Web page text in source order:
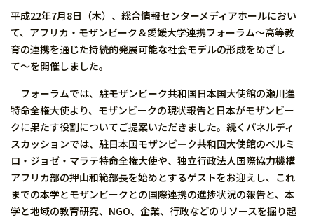
平成22年7月8日（木）、総合情報センターメディアホールにおい
て、アフリカ・モザンビーク＆愛媛大学連携フォーラム〜高等教
育の連携を通じた持続的発展可能な社会モデルの形成をめざし
て〜を開催しました。
フォーラムでは、駐モザンビーク共和国日本国大使館の瀬川進
特命全権大使より、モザンビークの現状報告と日本がモザンビー
クに果たす役割についてご提案いただきました。続くパネルディ
スカッションでは、駐日本国モザンビーク共和国大使館のベルミ
ロ・ジョゼ・マラテ特命全権大使や、独立行政法人国際協力機構
アフリカ部の押山和範部長を始めとするゲストをお迎えし、これ
までの本学とモザンビークとの国際連携の進捗状況の報告と、本
学と地域の教育研究、NGO、企業、行政などのリソースを掘り起